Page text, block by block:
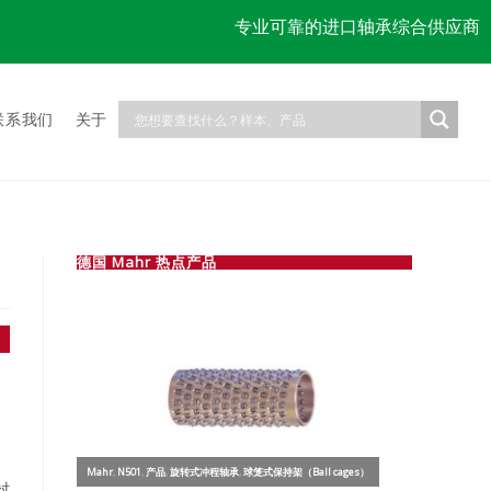
专业可靠的进口轴承综合供应商
系我们 关于
德国 Mahr 热点产品